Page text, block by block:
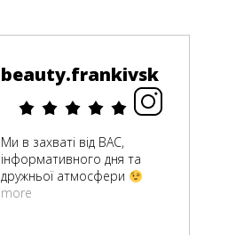
beauty.frankivsk
Ми в захваті від ВАС,
інформативного дня та
дружньої атмосфери
more